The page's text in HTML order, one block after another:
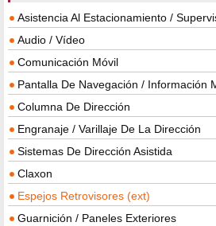
Asistencia Al Estacionamiento /
Audio / Vídeo
Comunicación Móvil
Pantalla De Navegación / Información
Columna De Dirección
Engranaje / Varillaje De La Dirección
Sistemas De Dirección Asistida
Claxon
Espejos Retrovisores (ext)
Guarnición / Paneles Exteriores